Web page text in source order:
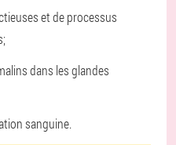
et de processus
dans les glandes
sanguine.